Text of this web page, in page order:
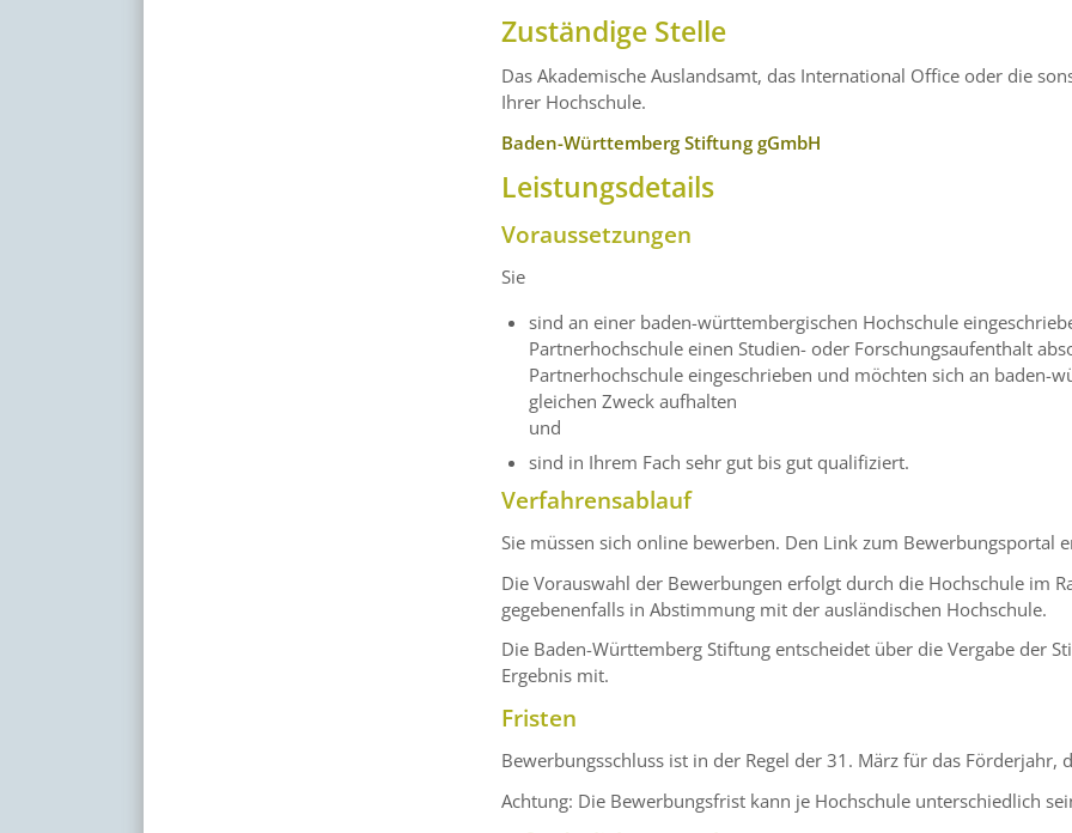
Zuständige Stelle
Das Akademische Auslandsamt, das International Office oder die
Ihrer Hochschule.
Baden-Württemberg Stiftung gGmbH
Leistungsdetails
Voraussetzungen
Sie
sind an einer baden-württembergischen Hochschule
Partnerhochschule einen Studien- oder Forschungsaufenthalt
Partnerhochschule eingeschrieben und möchten sich an baden-
gleichen Zweck aufhalten
und
sind in Ihrem Fach sehr gut bis gut qualifiziert.
Verfahrensablauf
Sie müssen sich online bewerben. Den Link zum Bewerbungsportal
Die Vorauswahl der Bewerbungen erfolgt durch die Hochschule im
gegebenenfalls in Abstimmung mit der ausländischen Hochschule.
Die Baden-Württemberg Stiftung entscheidet über die Vergabe der
Ergebnis mit.
Fristen
Bewerbungsschluss ist in der Regel der 31. März für das
Achtung: Die Bewerbungsfrist kann je Hochschule unterschiedlich